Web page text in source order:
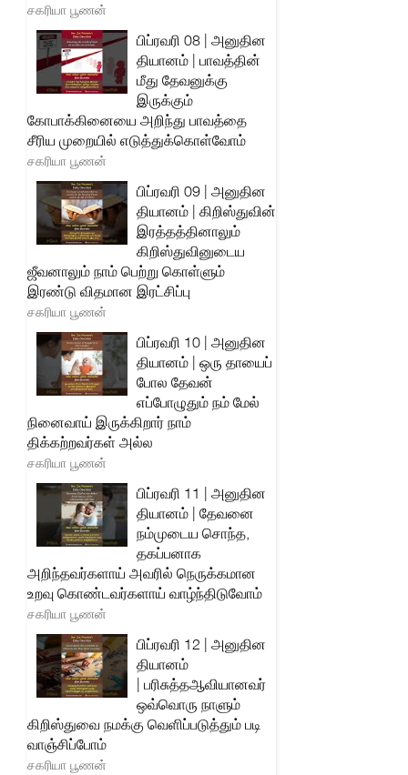
சகரியா பூணன்
பிப்ரவரி 08 | அனுதின
தியானம் | பாவத்தின்
மீது தேவனுக்கு
இருக்கும்
கோபாக்கினையை அறிந்து பாவத்தை
சீரிய முறையில் எடுத்துக்கொள்வோம்
சகரியா பூணன்
பிப்ரவரி 09 | அனுதின
தியானம் | கிறிஸ்துவின்
இரத்தத்தினாலும்
கிறிஸ்துவினுடைய
ஜீவனாலும் நாம் பெற்று கொள்ளும்
இரண்டு விதமான இரட்சிப்பு
சகரியா பூணன்
பிப்ரவரி 10 | அனுதின
தியானம் | ஒரு தாயைப்
போல தேவன்
எப்போழுதும் நம் மேல்
நினைவாய் இருக்கிறார் நாம்
திக்கற்றவர்கள் அல்ல
சகரியா பூணன்
பிப்ரவரி 11 | அனுதின
தியானம் | தேவனை
நம்முடைய சொந்த,
தகப்பனாக
அறிந்தவர்களாய் அவரில் நெருக்கமான
உறவு கொண்டவர்களாய் வாழ்ந்திடுவோம்
சகரியா பூணன்
பிப்ரவரி 12 | அனுதின
தியானம்
| பரிசுத்தஆவியானவர்
ஒவ்வொரு நாளும்
கிறிஸ்துவை நமக்கு வெளிப்படுத்தும் படி
வாஞ்சிப்போம்
சகரியா பூணன்